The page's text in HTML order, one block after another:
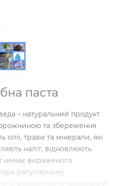
паста
– натуральний продукт
та збереження
олії, трави та мінерали, які
наліт, відновлюють
немає вираженого
при регулярному
відновлюють природний